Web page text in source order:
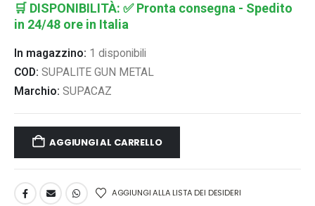
🛒 DISPONIBILITÀ: ✅ Pronta consegna - Spedito
in 24/48 ore in Italia
In magazzino: 1 disponibili
COD: SUPALITE GUN METAL
Marchio: SUPACAZ
AGGIUNGI AL CARRELLO
AGGIUNGI ALLA LISTA DEI DESIDERI